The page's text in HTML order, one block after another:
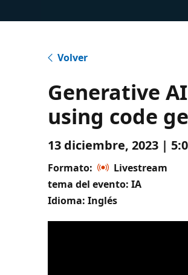
Volver
Generative
using code
13 diciembre, 2023 |
Formato:
Livestream
tema del evento: IA
Idioma: Inglés